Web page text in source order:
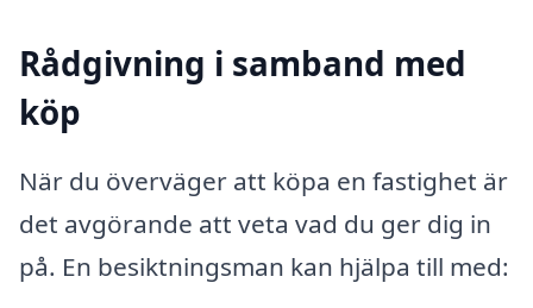
Rådgivning i samband med
köp
När du överväger att köpa en fastighet är
det avgörande att veta vad du ger dig in
på. En besiktningsman kan hjälpa till med: